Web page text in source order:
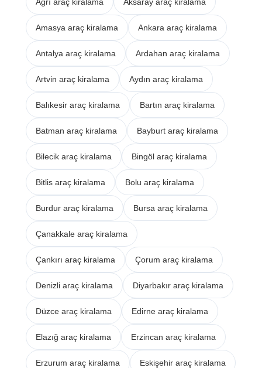
Amasya araç kiralama Ankara araç kiralama
Antalya araç kiralama Ardahan araç kiralama
Artvin araç kiralama Aydın araç kiralama
Balıkesir araç kiralama Bartın araç kiralama
Batman araç kiralama Bayburt araç kiralama
Bilecik araç kiralama Bingöl araç kiralama
Bitlis araç kiralama Bolu araç kiralama
Burdur araç kiralama Bursa araç kiralama
Çanakkale araç kiralama
Çankırı araç kiralama Çorum araç kiralama
Denizli araç kiralama Diyarbakır araç kiralama
Düzce araç kiralama Edirne araç kiralama
Elazığ araç kiralama Erzincan araç kiralama
Erzurum araç kiralama Eskişehir araç kiralama